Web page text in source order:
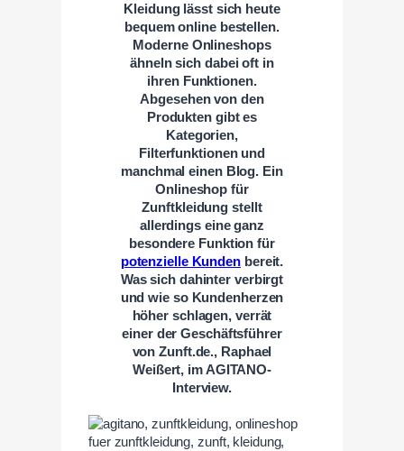
Kleidung lässt sich heute
bequem online bestellen.
Moderne Onlineshops
ähneln sich dabei oft in
ihren Funktionen.
Abgesehen von den
Produkten gibt es
Kategorien,
Filterfunktionen und
manchmal einen Blog. Ein
Onlineshop für
Zunftkleidung stellt
allerdings eine ganz
besondere Funktion für
potenzielle Kunden bereit.
Was sich dahinter verbirgt
und wie so Kundenherzen
höher schlagen, verrät
einer der Geschäftsführer
von Zunft.de., Raphael
Weißert, im AGITANO-
Interview.